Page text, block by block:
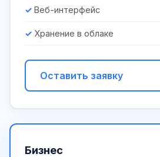
Веб-интерфейс
Хранение в облаке
Оставить заявку
Бизнес